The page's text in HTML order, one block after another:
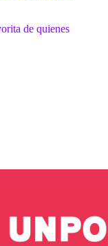
de quienes